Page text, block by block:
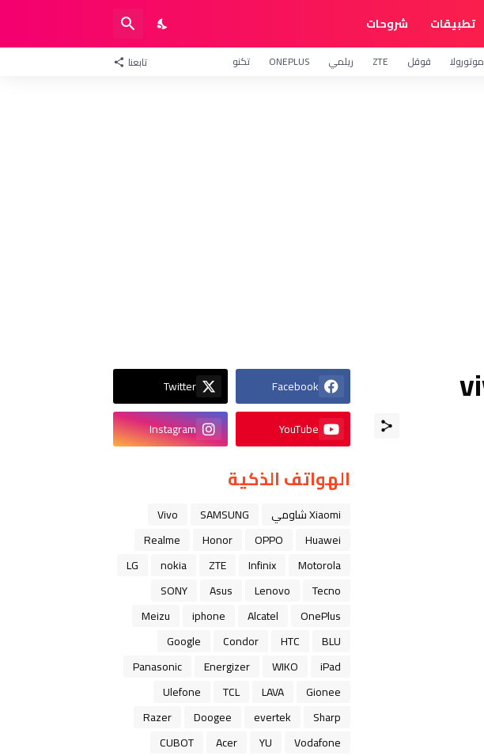
تطبيقات شروحات
موتورولا قوقل ZTE ريلمي ONEPLUS تكنو تابعنا
Facebook
Twitter
YouTube
Instagram
الهواتف الذكية
Xiaomi شاومي SAMSUNG
Vivo
Huawei
OPPO
Honor
Realme
Motorola
Infinix
ZTE
nokia
LG
Tecno
Lenovo
Asus
SONY
OnePlus
Alcatel
iphone
Meizu
BLU
HTC
Condor
Google
iPad
WIKO
Energizer
Panasonic
Gionee
LAVA
TCL
Ulefone
Sharp
evertek
Doogee
Razer
Vodafone
YU
Acer
CUBOT